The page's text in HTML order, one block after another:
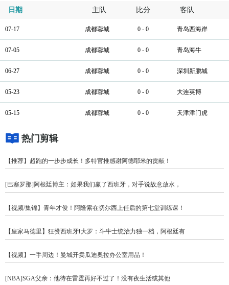
日期 主队 比分 客队
07-17 成都蓉城 0 - 0 青岛西海岸
07-05 成都蓉城 0 - 0 青岛海牛
06-27 成都蓉城 0 - 0 深圳新鹏城
05-23 成都蓉城 0 - 0 大连英博
05-15 成都蓉城 0 - 0 天津津门虎
热门剪辑
【推荐】超跑的一步步成长！多特官推感谢阿德耶米的贡献！
[巴塞罗那]阿根廷博主：如果我们赢了西班牙，对手说故意放水，
【视频/集锦】青年才俊！阿隆索在切尔西上任后的第七堂训练课！
【皇家马德里】狂赞西班牙❗大罗：斗牛士统治力独一档，阿根廷有
【视频】一手周边！曼城开卖瓜迪奥拉办公室用品！
[NBA]SGA父亲：他待在雷霆再好不过了！没有夜生活或其他